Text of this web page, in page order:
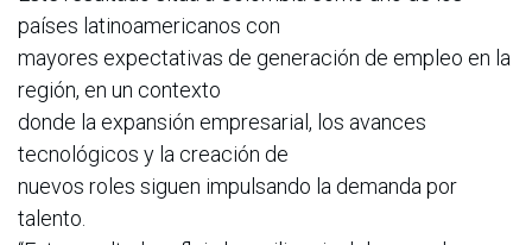
países latinoamericanos con
mayores expectativas de generación de empleo en la
región, en un contexto
donde la expansión empresarial, los avances
tecnológicos y la creación de
nuevos roles siguen impulsando la demanda por
talento.